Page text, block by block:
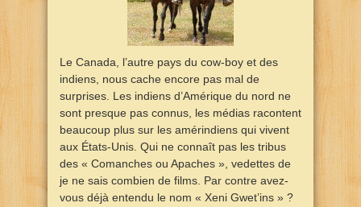
Le Canada, l’autre pays du cow-boy et des
indiens, nous cache encore pas mal de
surprises. Les indiens d’Amérique du nord ne
sont presque pas connus, les médias racontent
beaucoup plus sur les amérindiens qui vivent
aux États-Unis. Qui ne connaît pas les tribus
des « Comanches ou Apaches », vedettes de
je ne sais combien de films. Par contre avez-
vous déjà entendu le nom « Xeni Gwet’ins » ?